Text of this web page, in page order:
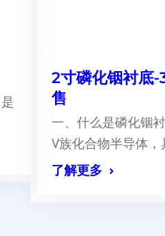
2寸磷化铟衬底-
售
一、什么是磷化铟
V族化合物半导体
了解更多